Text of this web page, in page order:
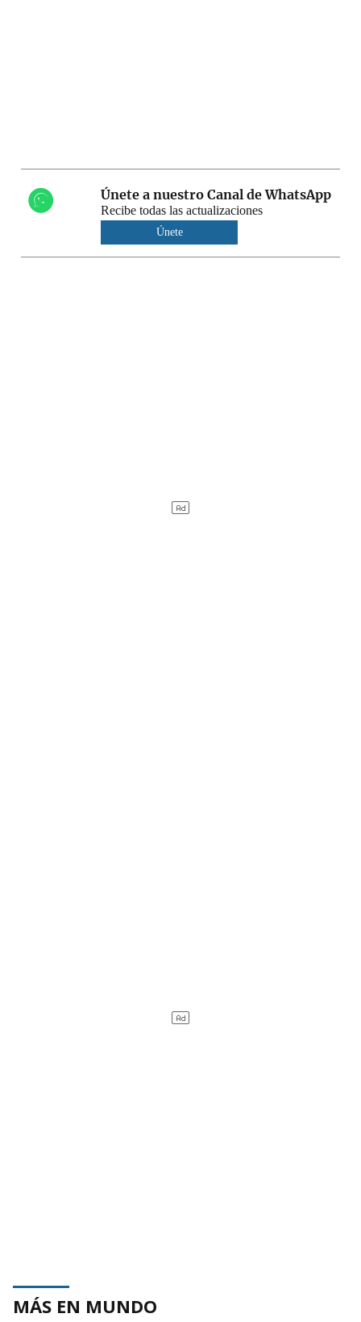
Únete a nuestro Canal de WhatsApp
Recibe todas las actualizaciones
Únete
MÁS EN MUNDO